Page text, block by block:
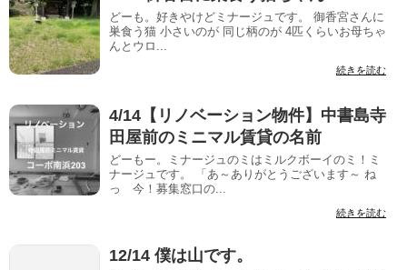
どーも。好きやけどミナージュです。 御香宮さんに
巣食う猫 小さいのが 同じ柄のが 4匹くらいお母ちゃ
んとウロ...
続きを読む
4/14【リノベーション物件】中書島寺
田屋前のミニマル賃貸の名前
どーもー。ミナージュのミはミルクボーイのミ！ミ
ナージュです。 「あ～ありがとうございます～ ね
っ 今！募集窓口の...
続きを読む
12/14 僕は山です。